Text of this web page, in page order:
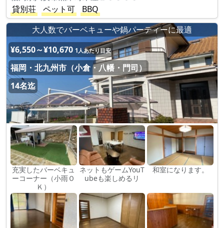
貸別荘
ペット可
BBQ
大人数でバーベキューや鍋パーティーに最適
¥6,550～¥10,670 1人あたり目安
福岡・北九州市（小倉・八幡・門司）
14名迄
充実したバーベキュ
ーコーナー（小雨Ｏ
Ｋ）
ネットもゲームYouT
ubeも楽しめるリ
和室になります。